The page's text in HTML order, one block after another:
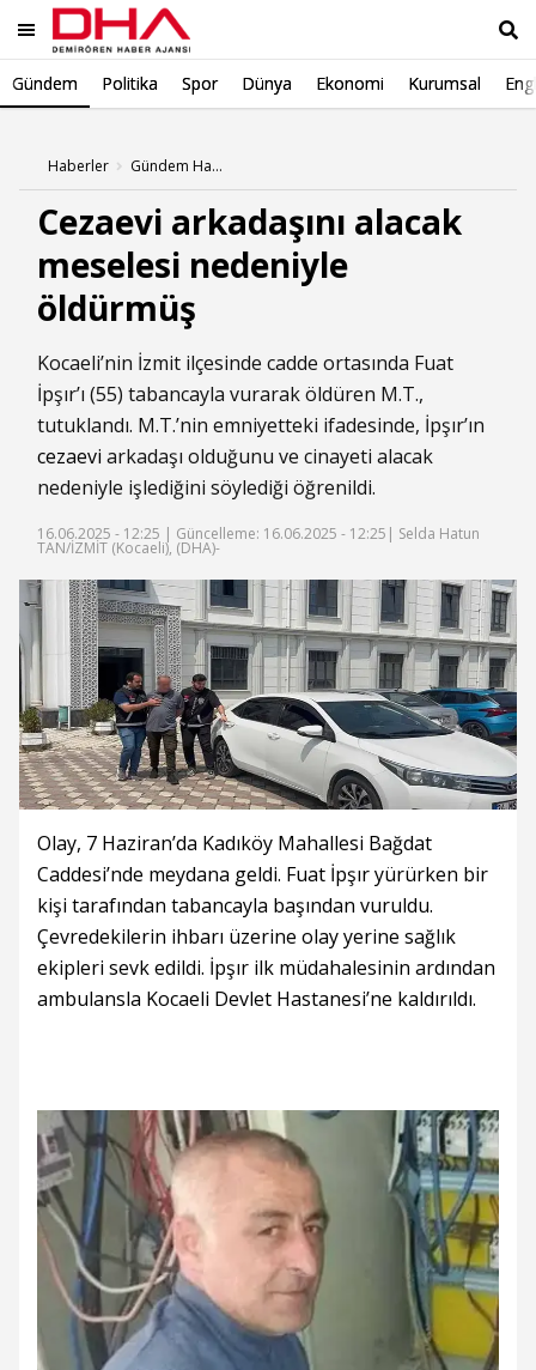
Gündem Politika Spor Dünya Ekonomi Kurumsal
Haberler Gündem Haberleri
Cezaevi arkadaşını alacak
meselesi nedeniyle
öldürmüş
Kocaeli’nin İzmit ilçesinde cadde ortasında Fuat
İpşır’ı (55) tabancayla vurarak öldüren M.T.,
tutuklandı. M.T.’nin emniyetteki ifadesinde, İpşır’ın
cezaevi arkadaşı olduğunu ve cinayeti alacak
nedeniyle işlediğini söylediği öğrenildi.
16.06.2025 - 12:25 | Güncelleme: 16.06.2025 - 12:25 | Selda Hatun
TAN/İZMİT (Kocaeli), (DHA)-
Olay, 7 Haziran’da Kadıköy Mahallesi Bağdat
Caddesi’nde meydana geldi. Fuat İpşır yürürken bir
kişi tarafından tabancayla başından vuruldu.
Çevredekilerin ihbarı üzerine olay yerine sağlık
ekipleri sevk edildi. İpşır ilk müdahalesinin ardından
ambulansla Kocaeli Devlet Hastanesi’ne kaldırıldı.